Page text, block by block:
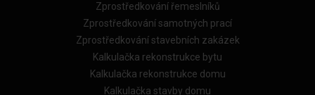
Zprostředkování řemeslníků
Zprostředkování samotných prací
Zprostředkování stavebních zakázek
Kalkulačka rekonstrukce bytu
Kalkulačka rekonstrukce domu
Kalkulačka stavby domu